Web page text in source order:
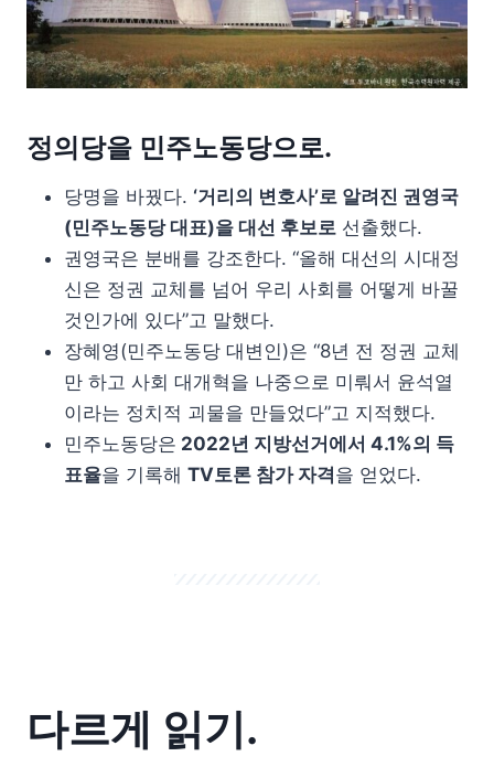
정의당을 민주노동당으로.
당명을 바꿨다. ‘거리의 변호사’로 알려진 권영국
(민주노동당 대표)을 대선 후보로 선출했다.
권영국은 분배를 강조한다. “올해 대선의 시대정
신은 정권 교체를 넘어 우리 사회를 어떻게 바꿀
것인가에 있다”고 말했다.
장혜영(민주노동당 대변인)은 “8년 전 정권 교체
만 하고 사회 대개혁을 나중으로 미뤄서 윤석열
이라는 정치적 괴물을 만들었다”고 지적했다.
민주노동당은 2022년 지방선거에서 4.1%의 득
표율을 기록해 TV토론 참가 자격을 얻었다.
다르게 읽기.